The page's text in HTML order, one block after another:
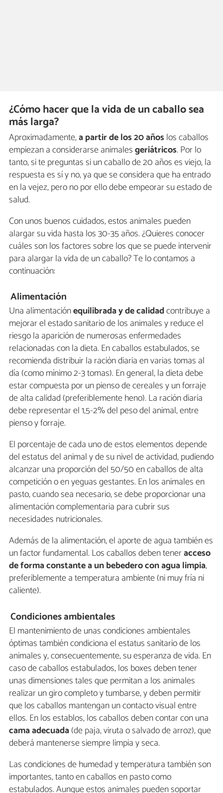
¿Cómo hacer que la vida de un caballo sea
más larga?
Aproximadamente,a partir de los 20 años los caballos
empiezan a considerarse animalesgeriátricos. Por lo
tanto, si te preguntas si un caballo de 20 años es viejo, la
respuesta es sí y no, ya que se considera que ha entrado
en la vejez, pero no por ello debe empeorar su estado de
salud.
Con unos buenos cuidados, estos animales pueden
alargar su vida hasta los 30-35 años. ¿Quieres conocer
cuáles son los factores sobre los que se puede intervenir
para alargar la vida de un caballo? Te lo contamos a
continuación:
Alimentación
Una alimentaciónequilibrada y de calidadcontribuye a
mejorar el estado sanitario de los animales y reduce el
riesgo la aparición de numerosas enfermedades
relacionadas con la dieta. En caballos estabulados, se
recomienda distribuir la ración diaria en varias tomas al
día (como mínimo 2-3 tomas). En general, la dieta debe
estar compuesta por un pienso de cereales y un forraje
de alta calidad (preferiblemente heno). La ración diaria
debe representar el 1,5-2% del peso del animal, entre
pienso y forraje.
El porcentaje de cada uno de estos elementos depende
del estatus del animal y de su nivel de actividad, pudiendo
alcanzar una proporción del 50/50 en caballos de alta
competición o en yeguas gestantes. En los animales en
pasto, cuando sea necesario, se debe proporcionar una
alimentación complementaria para cubrir sus
necesidades nutricionales.
Además de la alimentación, el aporte de agua también es
un factor fundamental. Los caballos deben teneracceso
de forma constante a un bebedero con agua limpia,
preferiblemente a temperatura ambiente (ni muy fría ni
caliente).
Condiciones ambientales
El mantenimiento de unas condiciones ambientales
óptimas también condiciona el estatus sanitario de los
animales y, consecuentemente, su esperanza de vida. En
caso de caballos estabulados, los boxes deben tener
unas dimensiones tales que permitan a los animales
realizar un giro completo y tumbarse, y deben permitir
que los caballos mantengan un contacto visual entre
ellos. En los establos, los caballos deben contar con una
cama adecuada(de paja, viruta o salvado de arroz), que
deberá mantenerse siempre limpia y seca.
Las condiciones de humedad y temperatura también son
importantes, tanto en caballos en pasto como
estabulados. Aunque estos animales pueden soportar